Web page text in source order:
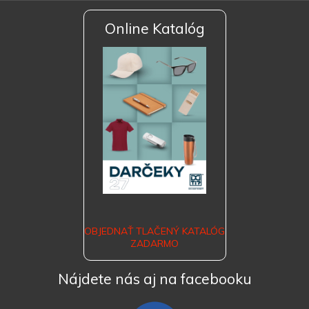
Online Katalóg
OBJEDNAŤ TLAČENÝ KATALÓG
ZADARMO
Nájdete nás aj na facebooku